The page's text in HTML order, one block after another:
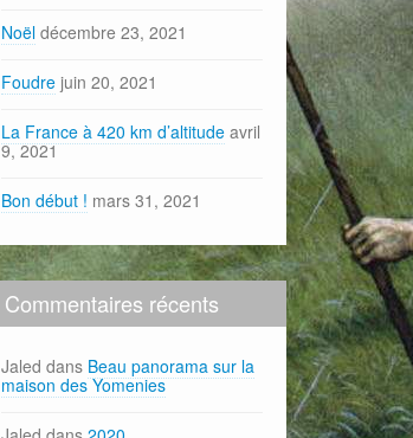
Noël décembre 23, 2021
Foudre juin 20, 2021
La France à 420 km d’altitude avril
9, 2021
Bon début ! mars 31, 2021
Commentaires récents
Jaled dans Beau panorama sur la
maison des Yomenies